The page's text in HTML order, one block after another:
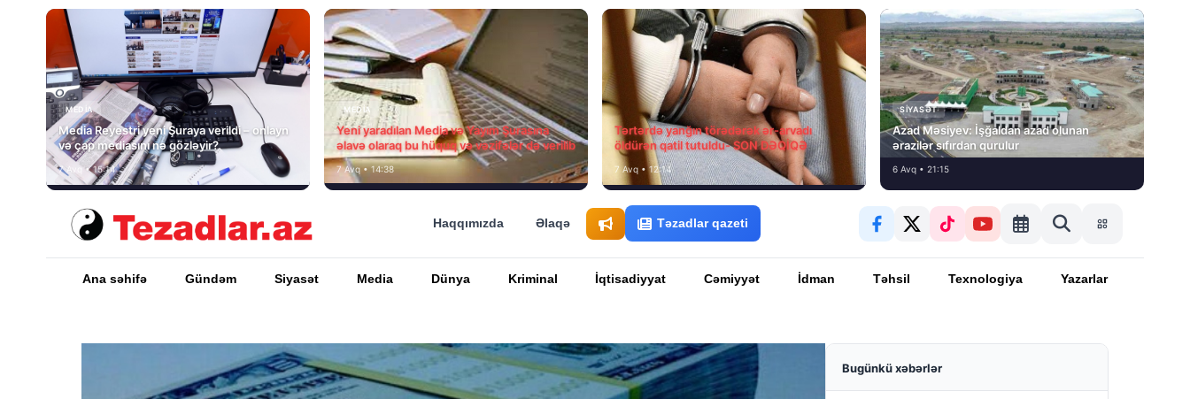
MEDİA
Media Reyestri yeni Şuraya verildi – onlayn
və çap mediasını nə gözləyir?
7 Avq • 15:14
MEDİA
Yeni yaradılan Media və Yayım Şurasına
əlavə olaraq bu hüquq və vəzifələr də verilib
7 Avq • 14:38
Tərtərdə yanğın törədərək ər-arvadı
öldürən qatil tutuldu- SON DƏQİQƏ
7 Avq • 12:14
SIYASƏT
Azad Məsiyev: İşğaldan azad olunan
ərazilər sıfırdan qurulur
6 Avq • 21:15
Haqqımızda Əlaqə Təzadlar qazeti
Ana səhifə Gündəm Siyasət Media Dünya Kriminal İqtisadiyyat Cəmiyyət İdman Təhsil Texnologiya Yazarlar
Bugünkü xəbərlər